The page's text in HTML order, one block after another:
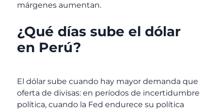
márgenes aumentan.
¿Qué días sube el dólar
en Perú?
El dólar sube cuando hay mayor demanda que
oferta de divisas: en períodos de incertidumbre
política, cuando la Fed endurece su política